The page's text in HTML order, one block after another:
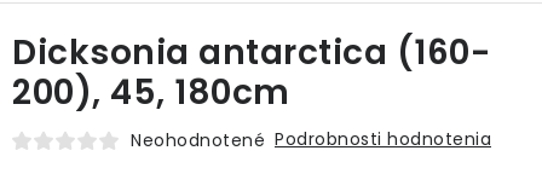
SERVIS INTERIÉROVEJ ZELENE
MACHY
Dicksonia antarctica (160-
200), 45, 180cm
Neohodnotené Podrobnosti hodnotenia